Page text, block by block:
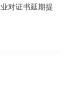
对证书延期提